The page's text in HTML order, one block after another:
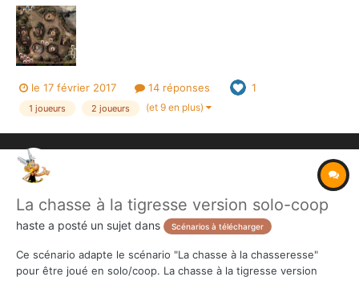
petit village." Sujet original sur BGG:
https://boardgamegeek.com/thread/1714370/new-s...
le 17 février 2017 14 réponses 1
1 joueurs 2 joueurs (et 9 en plus)
La chasse à la tigresse version solo-coop
haste a posté un sujet dans Scénarios à télécharger
Ce scénario adapte le scénario "La chasse à la chasseresse"
pour être joué en solo/coop. La chasse à la tigresse version